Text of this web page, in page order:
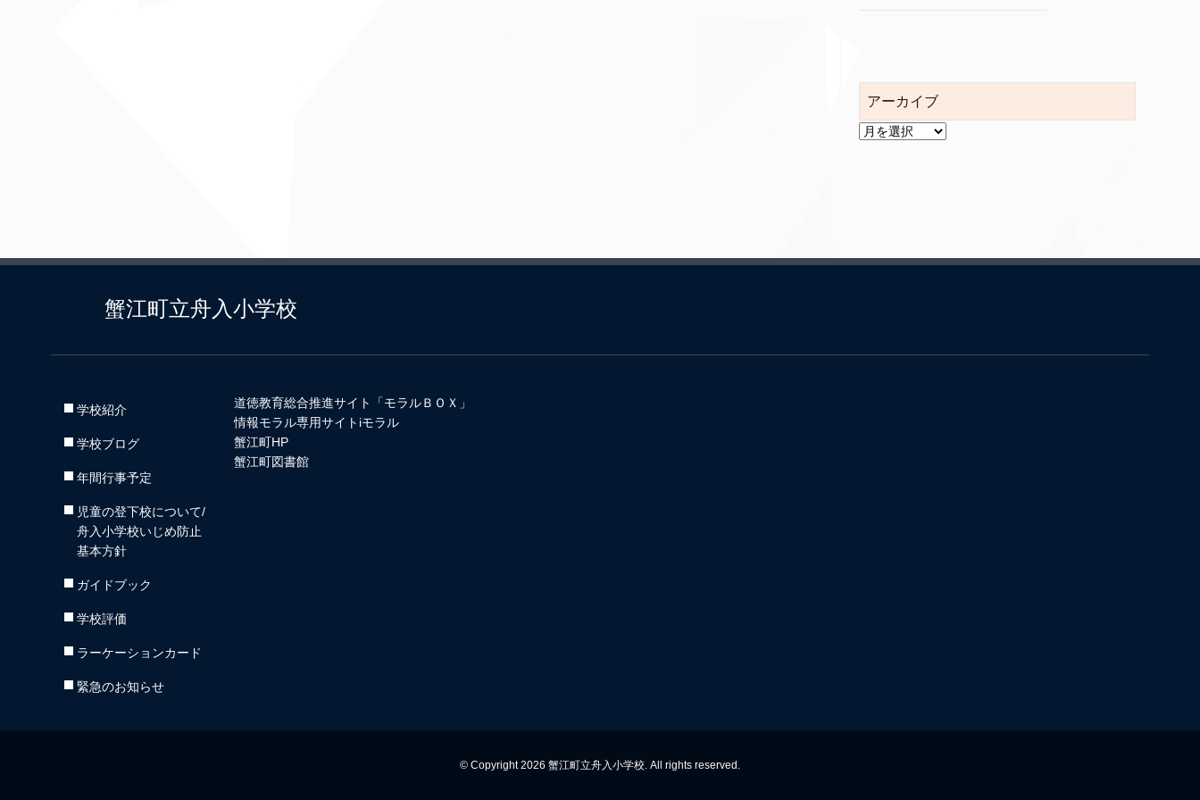
アーカイブ
ア
蟹江町立舟入小学校
学校紹介
学校ブログ
年間行事予定
児童の登下校について/
舟入小学校いじめ防止
基本方針
ガイドブック
学校評価
ラーケーションカード
緊急のお知らせ
道徳教育総合推進サイト「モラルＢＯＸ」
情報モラル専用サイトiモラル
蟹江町HP
蟹江町図書館
© Copyright 2026 蟹江町立舟入小学校. All rights reserved.